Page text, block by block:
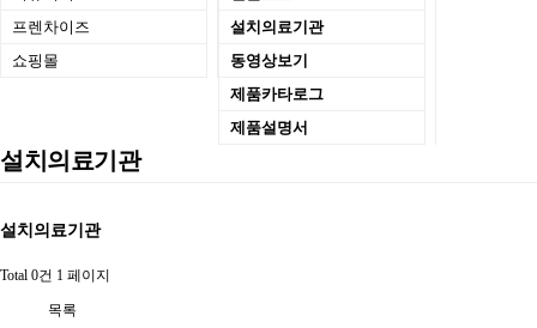
프렌차이즈
쇼핑몰
설치의료기관
동영상보기
제품카타로그
제품설명서
설치의료기관
설치의료기관
Total 0건 1 페이지
목록